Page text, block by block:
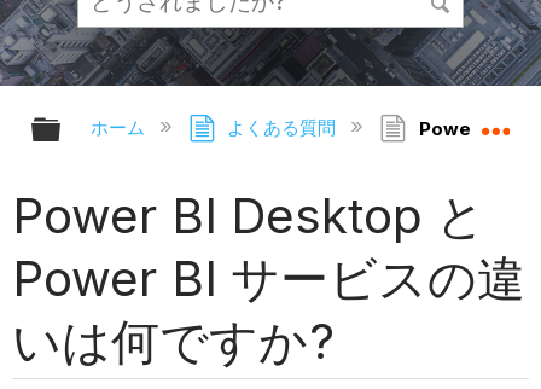
グローバル階層を展開/折りたたむ
ホーム よくある質問 Power BI
Power BI Desktop と
Power BI サービスの違
いは何ですか?